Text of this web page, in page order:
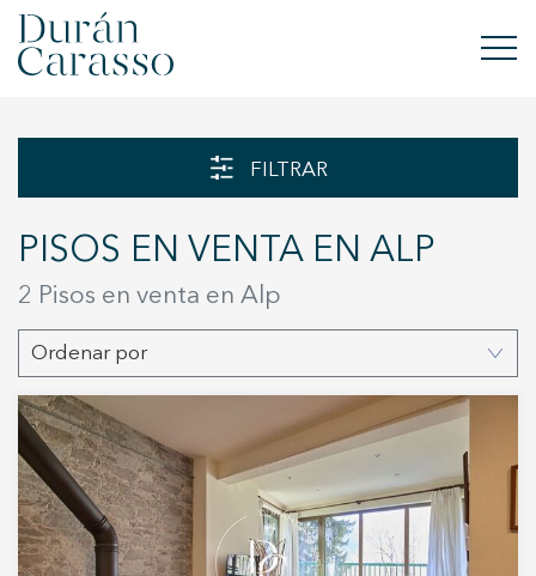
OBRA NUEVA
INVERSIONES
GRUPO DC
CONTACTO
FILTRAR
PISOS EN VENTA EN ALP
2 Pisos en venta en Alp
Ordenar por